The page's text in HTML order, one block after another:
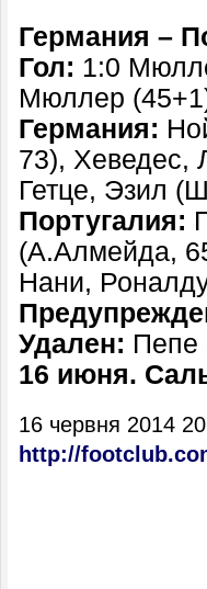
Германия –
Гол: 1:0
Мюллер
Германия:
73), Хеведес,
Гетце, Эзил
Португалия:
(А.Алмейда,
Нани,
Удален: Пепе
16 июня.
16 червня 2014
http://